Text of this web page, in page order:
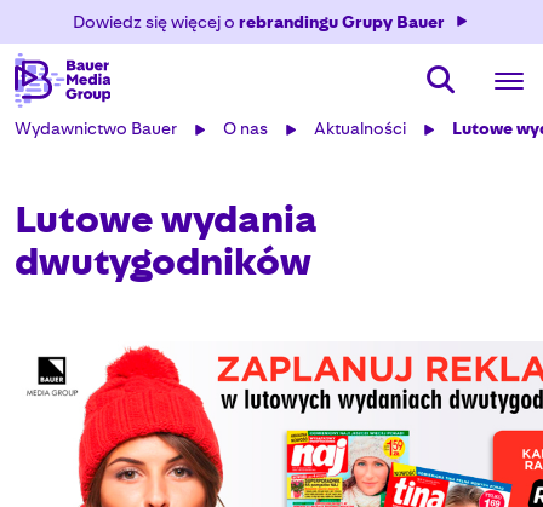
Dowiedz się więcej o rebrandingu Grupy Bauer
Wydawnictwo Bauer O nas Aktualności Lutowe
Lutowe wydania
dwutygodników